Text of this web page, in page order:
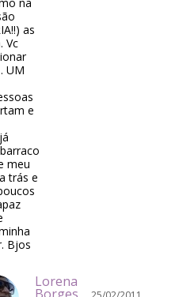
as
Vc
UM
e
meu
trás e
Bjos
Lorena